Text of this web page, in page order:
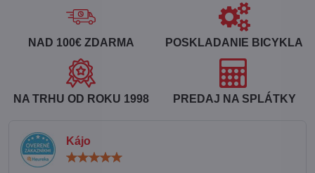
NAD 100€ ZDARMA POSKLADANIE BICYKLA
NA TRHU OD ROKU 1998 PREDAJ NA SPLÁTKY
Kájo